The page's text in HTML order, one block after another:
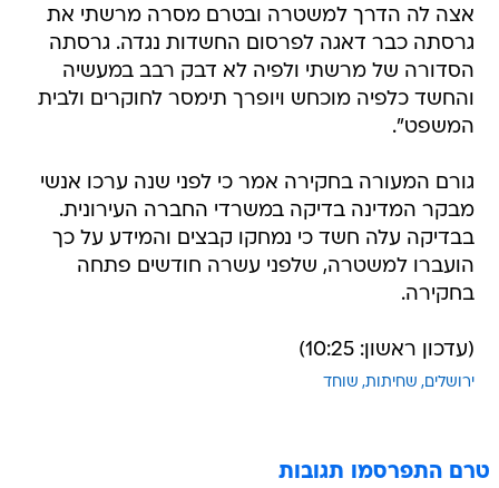
אצה לה הדרך למשטרה ובטרם מסרה מרשתי את
גרסתה כבר דאגה לפרסום החשדות נגדה. גרסתה
הסדורה של מרשתי ולפיה לא דבק רבב במעשיה
והחשד כלפיה מוכחש ויופרך תימסר לחוקרים ולבית
המשפט".
גורם המעורה בחקירה אמר כי לפני שנה ערכו אנשי
מבקר המדינה בדיקה במשרדי החברה העירונית.
בבדיקה עלה חשד כי נמחקו קבצים והמידע על כך
הועברו למשטרה, שלפני עשרה חודשים פתחה
בחקירה.
(עדכון ראשון: 10:25)
ירושלים שחיתות שוחד
טרם התפרסמו תגובות